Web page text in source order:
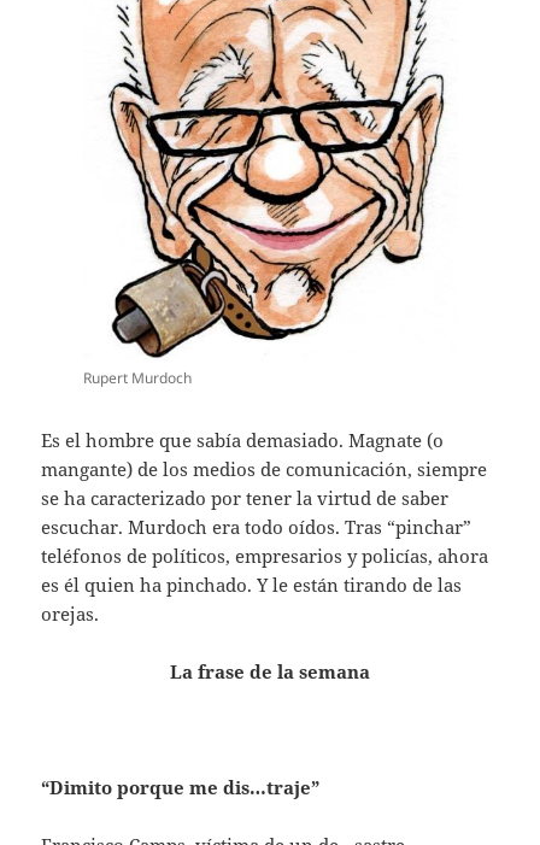
Rupert Murdoch
Es el hombre que sabía demasiado. Magnate (o
mangante) de los medios de comunicación, siempre
se ha caracterizado por tener la virtud de saber
escuchar. Murdoch era todo oídos. Tras “pinchar”
teléfonos de políticos, empresarios y policías, ahora
es él quien ha pinchado. Y le están tirando de las
orejas.
La frase de la semana
“Dimito porque me dis…traje”